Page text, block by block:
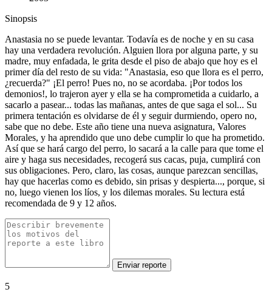
Sinopsis
Anastasia no se puede levantar. Todavía es de noche y en su casa
hay una verdadera revolución. Alguien llora por alguna parte, y su
madre, muy enfadada, le grita desde el piso de abajo que hoy es el
primer día del resto de su vida: "Anastasia, eso que llora es el perro,
¿recuerda?" ¡El perro! Pues no, no se acordaba. ¡Por todos los
demonios!, lo trajeron ayer y ella se ha comprometida a cuidarlo, a
sacarlo a pasear... todas las mañanas, antes de que saga el sol... Su
primera tentación es olvidarse de él y seguir durmiendo, opero no,
sabe que no debe. Este año tiene una nueva asignatura, Valores
Morales, y ha aprendido que uno debe cumplir lo que ha prometido.
Así que se hará cargo del perro, lo sacará a la calle para que tome el
aire y haga sus necesidades, recogerá sus cacas, puja, cumplirá con
sus obligaciones. Pero, claro, las cosas, aunque parezcan sencillas,
hay que hacerlas como es debido, sin prisas y despierta..., porque, si
no, luego vienen los líos, y los dilemas morales. Su lectura está
recomendada de 9 y 12 años.
Enviar reporte
5